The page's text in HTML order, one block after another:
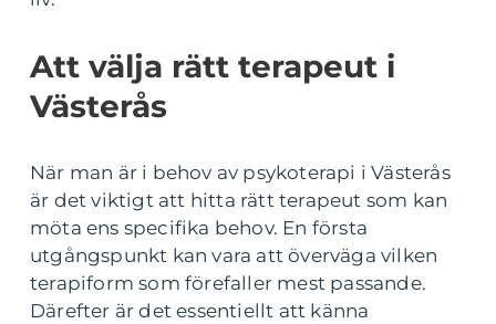
Att välja rätt terapeut i
Västerås
När man är i behov av psykoterapi i Västerås
är det viktigt att hitta rätt terapeut som kan
möta ens specifika behov. En första
utgångspunkt kan vara att överväga vilken
terapiform som förefaller mest passande.
Därefter är det essentiellt att känna